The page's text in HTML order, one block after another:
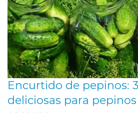
Encurtido de pepinos:
deliciosas para